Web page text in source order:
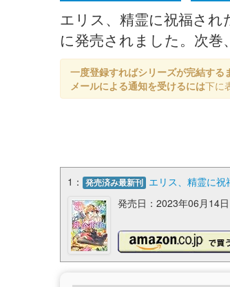
エリス、精霊に祝福さ
に発売されました。次巻
一度登録すればシリーズが完結する
メールによる通知を受けるには下に
1： 発売済み最新刊 エリス、精霊に
発売日：2023年06月14日